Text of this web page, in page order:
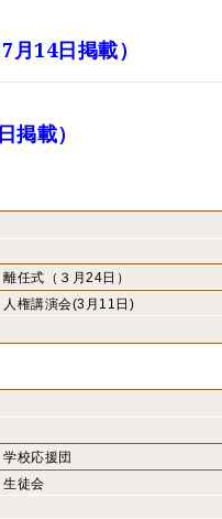
ー14日掲載）
掲載）
離任式（３月24日）
人権講演会(3月11日)
学校応援団
生徒会